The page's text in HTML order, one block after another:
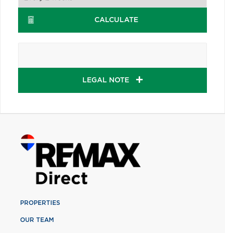
CALCULATE
LEGAL NOTE
PROPERTIES
OUR TEAM